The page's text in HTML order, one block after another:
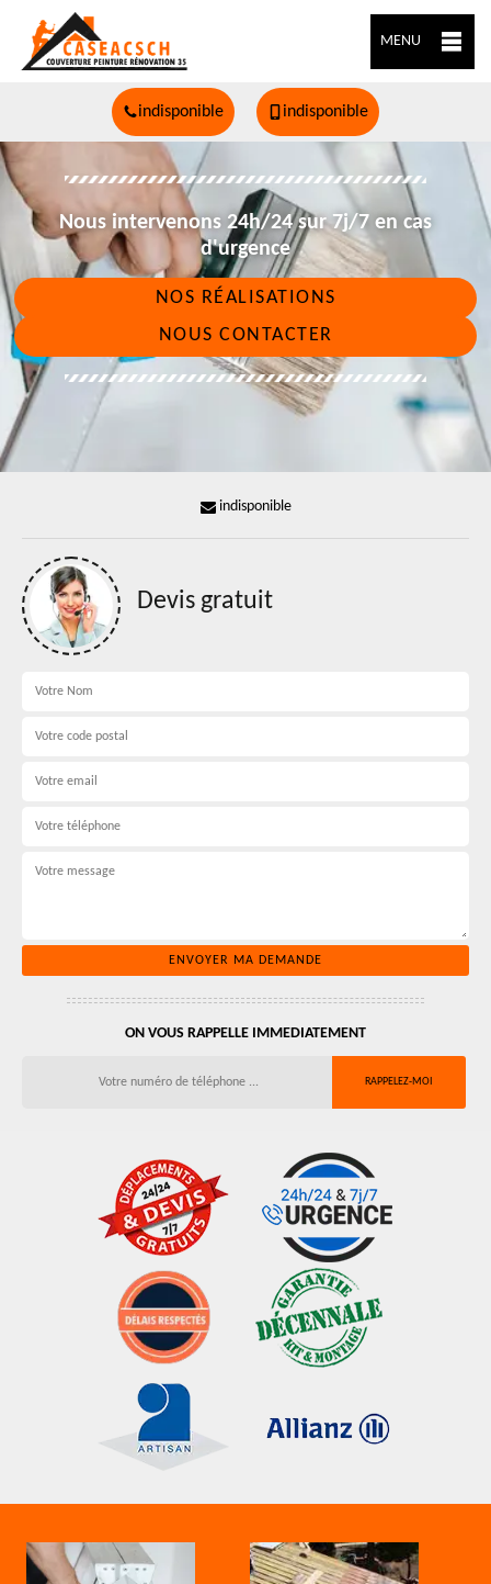
MENU
indisponible indisponible
Nous intervenons 24h/24 sur 7j/7 en cas
d'urgence
NOS RÉALISATIONS
NOUS CONTACTER
indisponible
Devis gratuit
ON VOUS RAPPELLE IMMEDIATEMENT